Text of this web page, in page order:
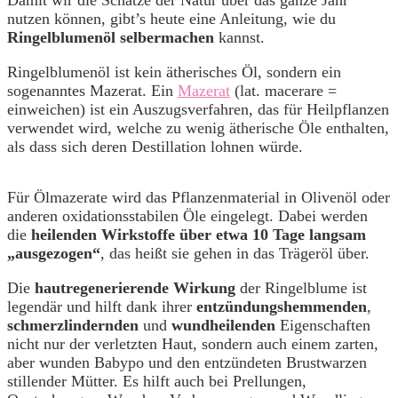
nutzen können, gibt’s heute eine Anleitung, wie du
Ringelblumenöl selbermachen kannst.
Ringelblumenöl ist kein ätherisches Öl, sondern ein
sogenanntes Mazerat. Ein Mazerat (lat. macerare =
einweichen) ist ein Auszugsverfahren, das für Heilpflanzen
verwendet wird, welche zu wenig ätherische Öle enthalten,
als dass sich deren Destillation lohnen würde.
Für Ölmazerate wird das Pflanzenmaterial in Olivenöl oder
anderen oxidationsstabilen Öle eingelegt. Dabei werden
die heilenden Wirkstoffe über etwa 10 Tage langsam
„ausgezogen“, das heißt sie gehen in das Trägeröl über.
Die hautregenerierende Wirkung der Ringelblume ist
legendär und hilft dank ihrer entzündungshemmenden,
schmerzlindernden und wundheilenden Eigenschaften
nicht nur der verletzten Haut, sondern auch einem zarten,
aber wunden Babypo und den entzündeten Brustwarzen
stillender Mütter. Es hilft auch bei Prellungen,